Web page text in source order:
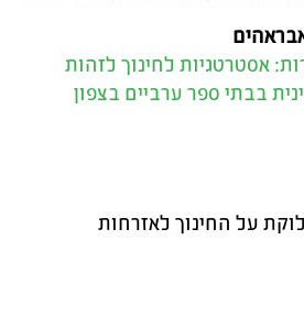
אסטרטגיות לחינוך לזהות
בבתי ספר ערביים בצפון
על החינוך לאזרחות